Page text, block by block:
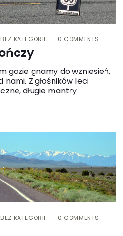
BEZ KATEGORII 0 COMMENTS
gazie gnamy do wzniesień,
nami. Z głośników leci
długie mantry
BEZ KATEGORII 0 COMMENTS